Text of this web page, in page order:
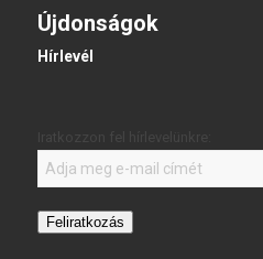
Újdonságok
Hírlevél
Feliratkozás